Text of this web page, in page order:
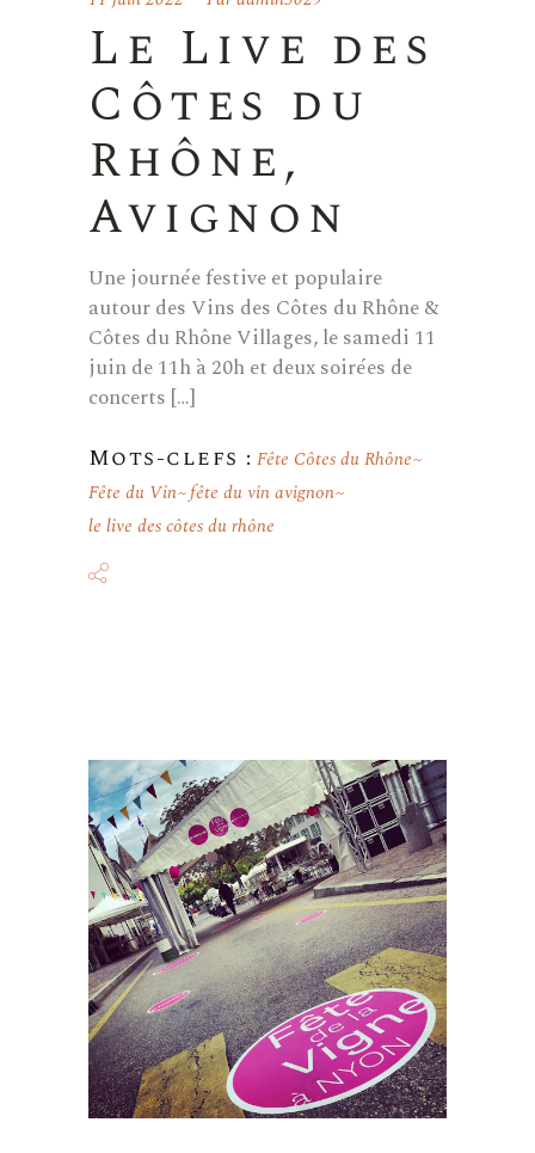
Le Live des
Côtes du
Rhône,
Avignon
Une journée festive et populaire
autour des Vins des Côtes du Rhône &
Côtes du Rhône Villages, le samedi 11
juin de 11h à 20h et deux soirées de
concerts […]
Mots-clefs : Fête Côtes du Rhône
Fête du Vin fête du vin avignon
le live des côtes du rhône